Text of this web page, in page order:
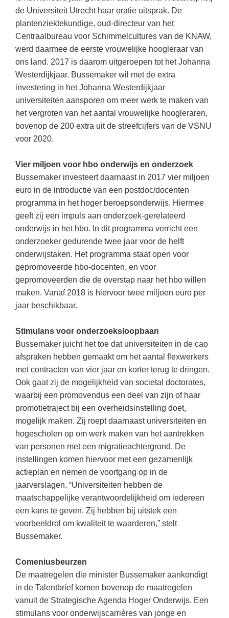
De boerderij
Duurzaamheid
Eerste wereldoorlog
Evolutieleer
Feest- en Gedenkdagen
Godsdienstonderwijs
Kerstfeest
Kinderboekenweek
Kleurplaten
Mediawijsheid
Onderwijsprijs
Ruimte
Schoolreisideeën
Schoolspullen
Seizoenen
Seksualiteit
Sinterklaas
Spelletjes
Sprookjes
Startpagina onderwijs
Tweede Wereldoorlog
Geschiedenis
Maatschappijleer
Orientatie
Rekenen
Sociale vaardigheden
Taalvaardigheid
Vakoverstijgend
Verzorging
AI voor het onderwijs
Kruiswoordpuzzels
Onderwijslonen
Vrijeschoolonderwijs
Montessori onderwijs
Jenaplanonderwijs
Daltononderwijs
Schoolspullen
Studieschuld & Hypotheek
Middelbare school niveaus
Studenten laptop
Docentenplein nieuwsbrief
Nieuwsbrief archief
Onderwijs CV
Schoolvakanties
Huiswerkbegeleiding
Huiswerkbegeleider zoeken
Huiswerkbegeleider worden
de Universiteit Utrecht haar oratie uitsprak. De
plantenziektekundige, oud-directeur van het
Centraalbureau voor Schimmelcultures van de KNAW,
werd daarmee de eerste vrouwelijke hoogleraar van
ons land. 2017 is daarom uitgeroepen tot het Johanna
Westerdijkjaar. Bussemaker wil met de extra
investering in het Johanna Westerdijkjaar
universiteiten aansporen om meer werk te maken van
het vergroten van het aantal vrouwelijke hoogleraren,
bovenop de 200 extra uit de streefcijfers van de VSNU
voor 2020.
Vier miljoen voor hbo onderwijs en onderzoek
Bussemaker investeert daarnaast in 2017 vier miljoen
euro in de introductie van een postdoc/docenten
programma in het hoger beroepsonderwijs. Hiermee
geeft zij een impuls aan onderzoek-gerelateerd
onderwijs in het hbo. In dit programma verricht een
onderzoeker gedurende twee jaar voor de helft
onderwijstaken. Het programma staat open voor
gepromoveerde hbo-docenten, en voor
gepromoveerden die de overstap naar het hbo willen
maken. Vanaf 2018 is hiervoor twee miljoen euro per
jaar beschikbaar.
Stimulans voor onderzoeksloopbaan
Bussemaker juicht het toe dat universiteiten in de cao
afspraken hebben gemaakt om het aantal flexwerkers
met contracten van vier jaar en korter terug te dringen.
Ook gaat zij de mogelijkheid van societal doctorates,
waarbij een promovendus een deel van zijn of haar
promotietraject bij een overheidsinstelling doet,
mogelijk maken. Zij roept daarnaast universiteiten en
hogescholen op om werk maken van het aantrekken
van personen met een migratieachtergrond. De
instellingen komen hiervoor met een gezamenlijk
actieplan en nemen de voortgang op in de
jaarverslagen. “Universiteiten hebben de
maatschappelijke verantwoordelijkheid om iedereen
een kans te geven. Zij hebben bij uitstek een
voorbeeldrol om kwaliteit te waarderen,” stelt
Bussemaker.
Comeniusbeurzen
De maatregelen die minister Bussemaker aankondigt
in de Talentbrief komen bovenop de maatregelen
vanuit de Strategische Agenda Hoger Onderwijs. Een
stimulans voor onderwijscarrières van jonge en